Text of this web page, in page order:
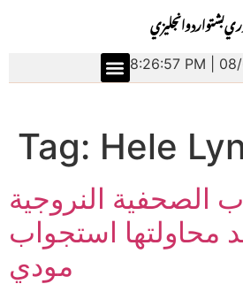
انجليزياردوبشتو
8:26:57 PM |
Tag: Hele
الصحفية النروجية
محاولتها استجواب
مودي